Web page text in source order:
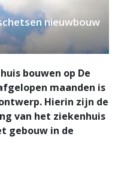
nieuwbouw
bouwen op De
maanden is
Hierin zijn de
van het ziekenhuis
gebouw in de